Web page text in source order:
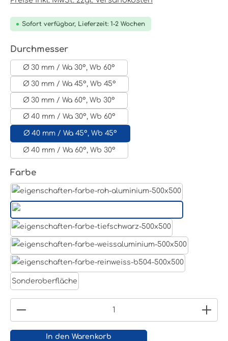
Sofort verfügbar, Lieferzeit: 1-2 Wochen
Durchmesserauswählen
Ø 30 mm / Wa 30°, Wb 60°
Ø 30 mm / Wa 45°, Wb 45°
Ø 30 mm / Wa 60°, Wb 30°
Ø 40 mm / Wa 30°, Wb 60°
Ø 40 mm / Wa 45°, Wb 45°
Ø 40 mm / Wa 60°, Wb 30°
Farbeauswählen
Weißaluminium- RAL 9006
Sonderoberfläche
Produkt Anzahl: Gib den gewünschten Wert
In den Warenkorb